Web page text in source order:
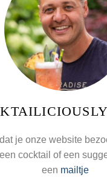
je onze website
cocktail of een
een mailtje